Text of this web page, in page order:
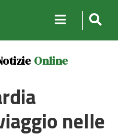
Online
nelle